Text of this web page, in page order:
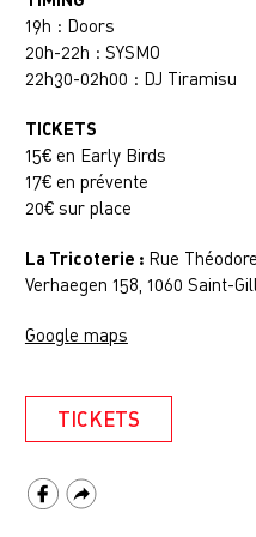
19h : Doors
20h-22h : SYSMO
22h30-02h00 : DJ Tiramisu
TICKETS
15€ en Early Birds
17€ en prévente
20€ sur place
La Tricoterie : Rue Théodore
Verhaegen 158, 1060 Saint-
Google maps
TICKETS